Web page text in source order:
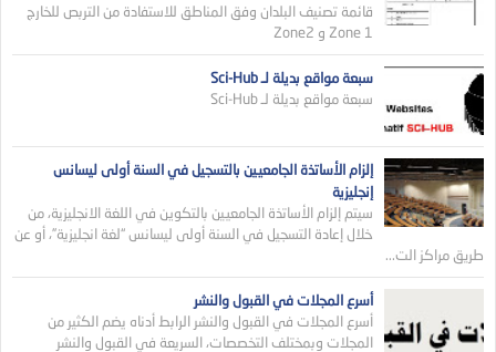
قائمة تصنيف البلدان وفق المناطق للاستفادة من التربص للخارج
Zone 1 و Zone2
سبعة مواقع بديلة لـ Sci-Hub
سبعة مواقع بديلة لـ Sci-Hub
إلزام الأساتذة الجامعيين بالتسجيل في السنة أولى ليسانس
إنجليزية
سيتم إلزام الأساتذة الجامعيين بالتكوين في اللغة الانجليزية، من
خلال إعادة التسجيل في السنة أولى ليسانس “لغة انجليزية”، أو عن
طريق مراكز الت...
أسرع المجلات في القبول والنشر
أسرع المجلات في القبول والنشر الرابط أدناه يضم الكثير من
المجلات وبمختلف التخصصات، السريعة في القبول والنشر